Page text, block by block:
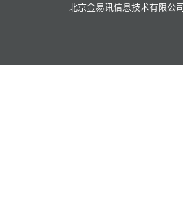
北京金易讯信息技术有限公